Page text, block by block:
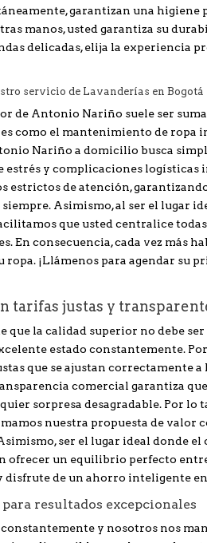
garantizan una
manos, usted garantiza su
delicadas, elija la experiencia
servicio de Lavanderías en
de Antonio Nariño suele ser
como el mantenimiento de ropa
Nariño a domicilio busca
y complicaciones logísticas
estrictos de atención,
Asimismo, al ser el lugar
que usted centralice
En consecuencia, cada vez más
ropa. ¡Llámenos para agendar
tarifas justas y
que la calidad superior no debe
estado constantemente.
que se ajustan correctamente
comercial garantiza
sorpresa desagradable. Por
nuestra propuesta de valor
ser el lugar ideal donde
ofrecer un equilibrio perfecto
disfrute de un ahorro inteligente
resultados excepcionales
y nosotros nos